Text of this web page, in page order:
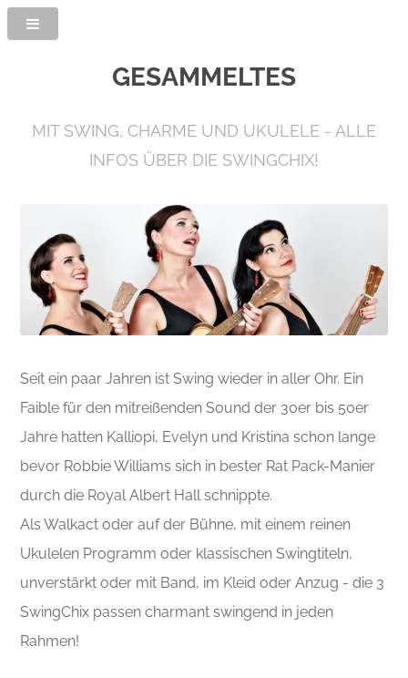
GESAMMELTES
MIT SWING, CHARME UND UKULELE - ALLE
INFOS ÜBER DIE SWINGCHIX!
Seit ein paar Jahren ist Swing wieder in aller Ohr. Ein
Faible für den mitreißenden Sound der 30er bis 50er
Jahre hatten Kalliopi, Evelyn und Kristina schon lange
bevor Robbie Williams sich in bester Rat Pack-Manier
durch die Royal Albert Hall schnippte.
Als Walkact oder auf der Bühne, mit einem reinen
Ukulelen Programm oder klassischen Swingtiteln,
unverstärkt oder mit Band, im Kleid oder Anzug - die 3
SwingChix passen charmant swingend in jeden
Rahmen!